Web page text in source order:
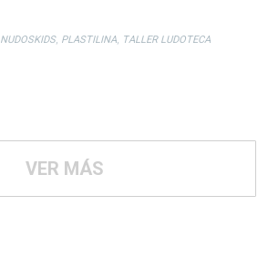
NUDOSKIDS, PLASTILINA, TALLER LUDOTECA
VER MÁS